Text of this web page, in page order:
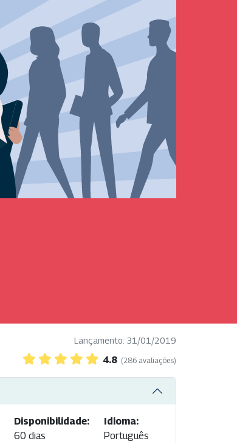
Lançamento: 31/01/2019
4.8 (286 avaliações)
Disponibilidade:
60 dias
Idioma:
Português